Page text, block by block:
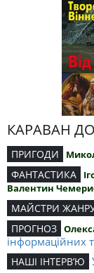
КАРАВАН
ПРИГОДИ
ФАНТАСТИКА
Валентин
МАЙСТРИ
ПРОГНОЗ
інформаційних
НАШІ ІНТЕРВ’Ю